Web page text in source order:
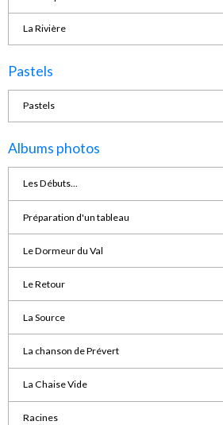
La Rivière
Pastels
Pastels
Albums photos
Les Débuts...
Préparation d'un tableau
Le Dormeur du Val
Le Retour
La Source
La chanson de Prévert
La Chaise Vide
Racines